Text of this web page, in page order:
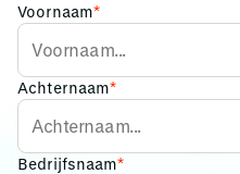
Voornaam*
Achternaam*
Bedrijfsnaam*